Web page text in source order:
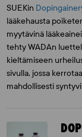
SUEKin
lääkehausta
myytävinä
tehty WADAn
kieltämiseen
sivulla, jossa
mahdollisesti